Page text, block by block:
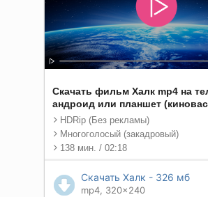
Скачать фильм Халк mp4 на
андроид или планшет
HDRip (Без рекламы)
Многоголосый (закадровый)
138 мин. / 02:18
Скачать Халк - 326 мб
mp4, 320x240